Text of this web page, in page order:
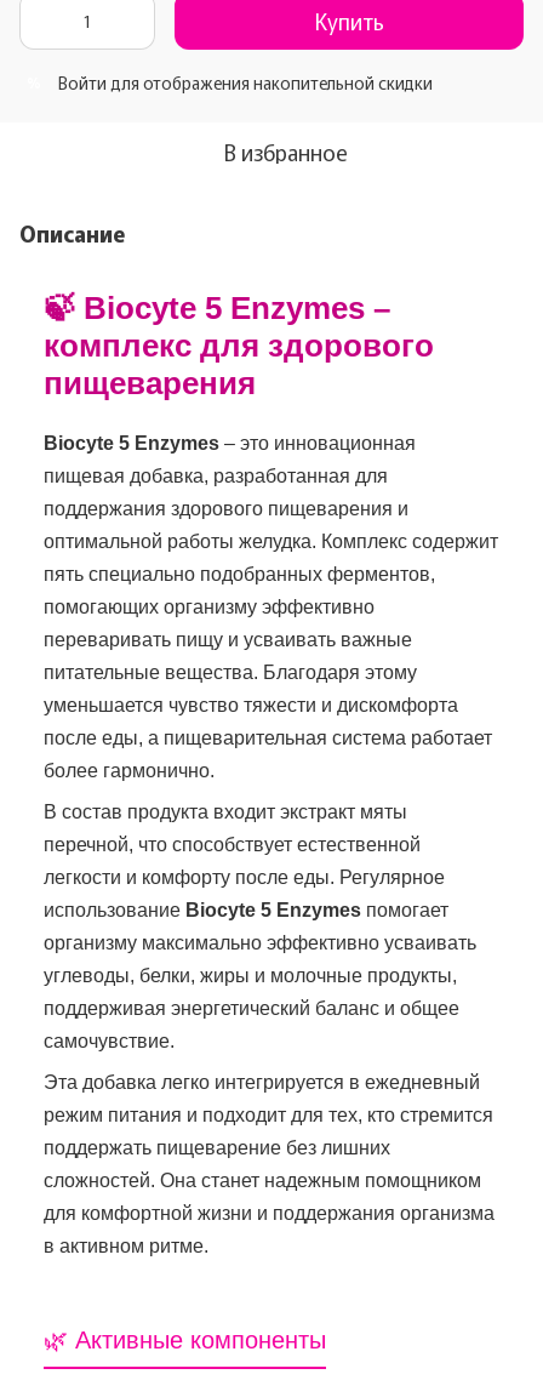
Купить
Войти для отображения накопительной скидки
В избранное
Описание
🍃 Biocyte 5 Enzymes –
комплекс для здорового
пищеварения
Biocyte 5 Enzymes – это инновационная
пищевая добавка, разработанная для
поддержания здорового пищеварения и
оптимальной работы желудка. Комплекс содержит
пять специально подобранных ферментов,
помогающих организму эффективно
переваривать пищу и усваивать важные
питательные вещества. Благодаря этому
уменьшается чувство тяжести и дискомфорта
после еды, а пищеварительная система работает
более гармонично.
В состав продукта входит экстракт мяты
перечной, что способствует естественной
легкости и комфорту после еды. Регулярное
использование Biocyte 5 Enzymes помогает
организму максимально эффективно усваивать
углеводы, белки, жиры и молочные продукты,
поддерживая энергетический баланс и общее
самочувствие.
Эта добавка легко интегрируется в ежедневный
режим питания и подходит для тех, кто стремится
поддержать пищеварение без лишних
сложностей. Она станет надежным помощником
для комфортной жизни и поддержания организма
в активном ритме.
🌿 Активные компоненты